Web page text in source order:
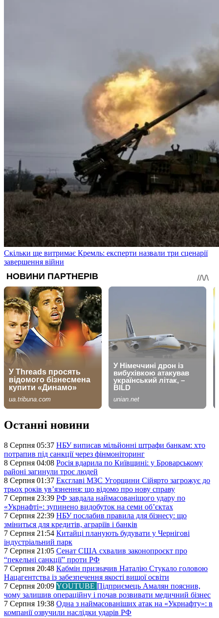
Скільки ще витримає Кремль: експерти назвали три сценарії
завершення війни
Останні новини
8 Серпня 05:37 НБУ виписав мільйонні штрафи банкам: хто
потрапив під санкції через фінмоніторинг
8 Серпня 04:08 Росія вдарила по Київщині: у Броварському
районі загинули троє людей
8 Серпня 01:37 Ексглаві МЗС Угорщини Сійярто загрожує до
трьох років ув’язнення: що відомо про нову справу
7 Серпня 23:39 РФ завдала наймасованішого удару по
«Укрнафті»: зупинено видобуток на семи об’єктах
7 Серпня 22:39 НБУ послабив правила для бізнесу: що
зміниться для кредитів, аграріїв і банків
7 Серпня 21:54 Китайці планують будувати у Чернігові
індустріальний парк
7 Серпня 21:05 Сенат США схвалив законопроєкт про
“пекельні санкції” проти РФ
7 Серпня 20:48 Кабмін призначив Наталію Стукало головою
Нацагентства із забезпечення якості вищої освіти
7 Серпня 20:09 YOUTUBE Підприємець Амалян пояснив,
чому залишив операційну і почав розвивати медичний бізнес
7 Серпня 19:38 Одна з наймасованіших атак на «Укрнафту»: в
компанії озвучили наслідки ударів РФ